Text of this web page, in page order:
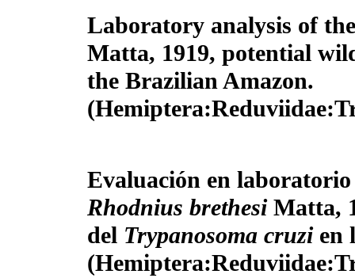
Laboratory analysis of
Matta, 1919, potential
the Brazilian Amazon.
Evaluación en
Rhodnius brethesiMatta,
del Trypanosoma cruzien